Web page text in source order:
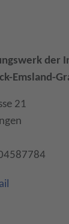
der
Emsland-
21